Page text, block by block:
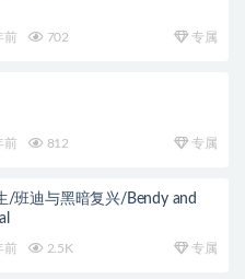
前 702 专属
前 812 专属
/班迪与黑暗复兴/Bendy and
前 2.5K 专属